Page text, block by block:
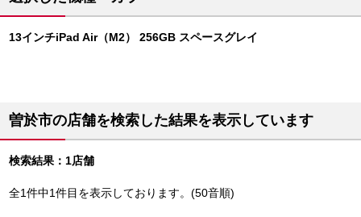
13インチiPad Air（M2） 256GB スペースグレイ
曽於市の店舗を検索した結果を表示しています
検索結果：1店舗
全1件中1件目を表示しております。(50音順)